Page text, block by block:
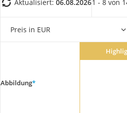
Aktualisiert: 06.08.20261 - 8 von
Preis in EUR
Abbildung*